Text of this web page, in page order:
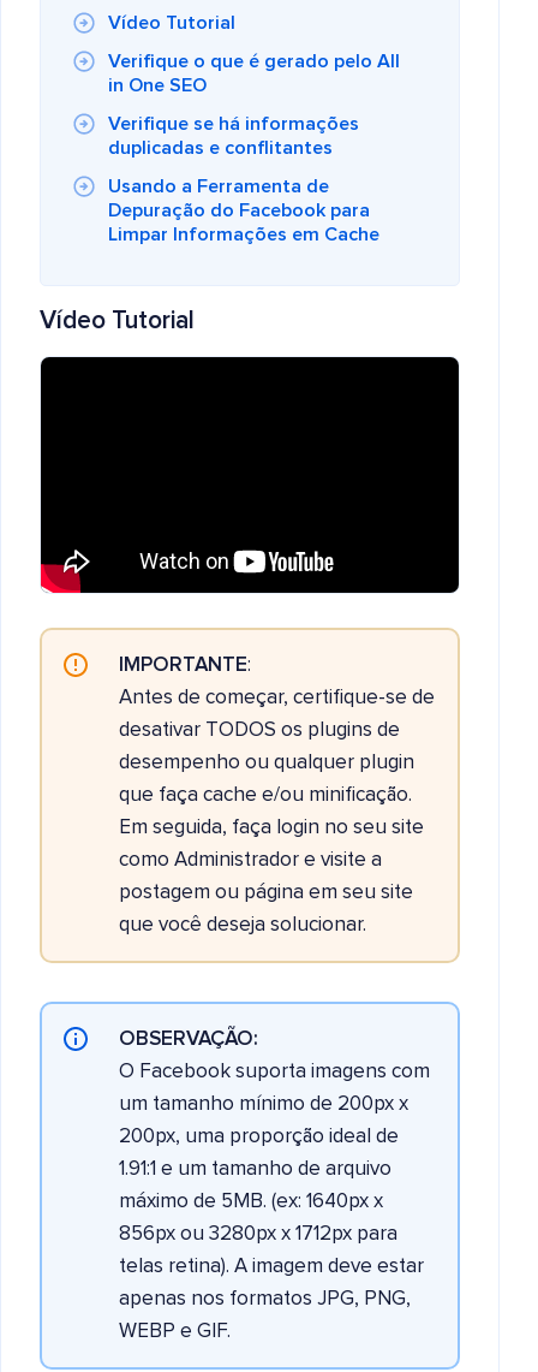
Vídeo Tutorial
Verifique o que é gerado pelo All
in One SEO
Verifique se há informações
duplicadas e conflitantes
Usando a Ferramenta de
Depuração do Facebook para
Limpar Informações em Cache
Vídeo Tutorial
IMPORTANTE:
Antes de começar, certifique-se de
desativar TODOS os plugins de
desempenho ou qualquer plugin
que faça cache e/ou minificação.
Em seguida, faça login no seu site
como Administrador e visite a
postagem ou página em seu site
que você deseja solucionar.
OBSERVAÇÃO:
O Facebook suporta imagens com
um tamanho mínimo de 200px x
200px, uma proporção ideal de
1.91:1 e um tamanho de arquivo
máximo de 5MB. (ex: 1640px x
856px ou 3280px x 1712px para
telas retina). A imagem deve estar
apenas nos formatos JPG, PNG,
WEBP e GIF.